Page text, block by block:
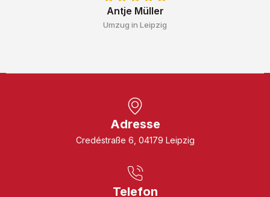
Antje Müller
Umzug in Leipzig
Adresse
Credéstraße 6, 04179 Leipzig
Telefon